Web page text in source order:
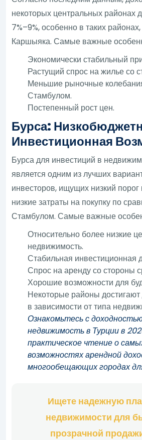
некоторых центральных районах
7%–9%, особенно в таких
Каршыяка. Самые важные
Экономически стабильный
Растущий спрос на жилье со
Меньшие рыночные
Стамбулом.
Постепенный рост цен.
Бурса:
Инвестиционная
Бурса для инвестиций в
является одним из лучших
инвесторов, ищущих низкий
низкие затраты на покупку по
Стамбулом. Самые важные
Относительно более низкие
недвижимость.
Стабильная инвестиционная
Спрос на аренду со стороны
Хорошие возможности для
Некоторые районы достигают
в зависимости от типа
Ознакомьтесь с
недвижимость в Турции в
практическое чтение о
возможностях арендной
многообещающих городах
Ищете надежную
недвижимости для
прозрачной